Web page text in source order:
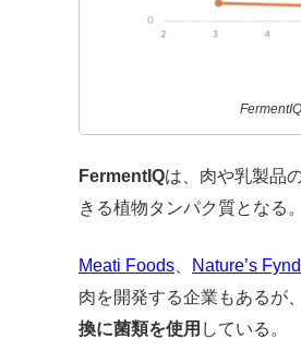
FermentIQは、肉や乳製品
きる植物タンパク質となる。
Meati Foods Nature’s Fynd
肉を開発する企業もあるが
換に菌類を使用 している。